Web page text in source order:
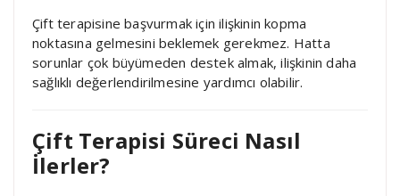
Çift terapisine başvurmak için ilişkinin kopma
noktasına gelmesini beklemek gerekmez. Hatta
sorunlar çok büyümeden destek almak, ilişkinin daha
sağlıklı değerlendirilmesine yardımcı olabilir.
Çift Terapisi Süreci Nasıl
İlerler?